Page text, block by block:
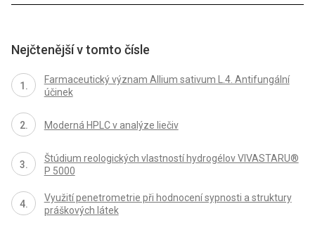
Nejčtenější v tomto čísle
Farmaceutický význam Allium sativum L.4. Antifungální
účinek
Moderná HPLC v analýze liečiv
Štúdium reologických vlastností hydrogélov VIVASTARU®
P 5000
Využití penetrometrie při hodnocení sypnosti a struktury
práškových látek